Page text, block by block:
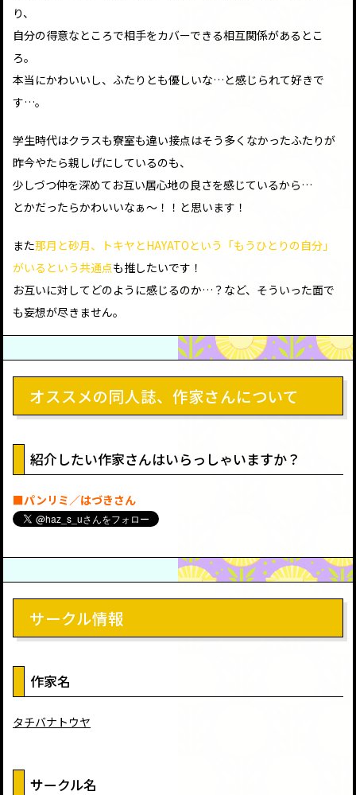
り、
自分の得意なところで相手をカバーできる相互関係があるとこ
ろ。
本当にかわいいし、ふたりとも優しいな…と感じられて好きで
す…。
学生時代はクラスも寮室も違い接点はそう多くなかったふたりが
昨今やたら親しげにしているのも、
少しづつ仲を深めてお互い居心地の良さを感じているから…
とかだったらかわいいなぁ〜！！と思います！
また那月と砂月、トキヤとHAYATOという「もうひとりの自分」
がいるという共通点も推したいです！
お互いに対してどのように感じるのか…？など、そういった面で
も妄想が尽きません。
オススメの同人誌、作家さんについて
紹介したい作家さんはいらっしゃいますか？
■パンリミ／はづきさん
サークル情報
作家名
タチバナトウヤ
サークル名